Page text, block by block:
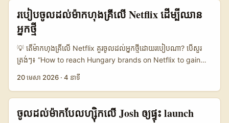
content ពីបទពិសោធន៍ក្នុងទីផ្សារ Saudi Arabia គឺ brand កំពុងមើល
creator ជា full media solution មិនមែនជា add-on សម្រាប់បន្ថែម
reach ឡើយ។ នេះមានន័យថា អ្នកដែលចង់ចូលដល់ brand លើ
Amazon ត្រូវបង្ហាញថា អ្នកអាចជួយបានច្រើនជាង likes៖ អាចជួយបង្កើន
demand, conversion, និង trust។ ហើយ point មួយដែលគេនិយាយ
ជាញឹកញាប់គឺ brand ចង់បាន measurement transparency
ដែលចង creator activity ទៅនឹងលទ្ធផល business ពិតៗ។ ...
របៀបចូលដល់ម៉ាកហុងគ្រីលើ Netflix ដើម្បីឈាន
អ្នកថ្មី
💡 តើម៉ាកហុងគ្រីលើ Netflix គួរចូលដល់អ្នកថ្មីដោយរបៀបណា? បើសួរ
ត្រង់ៗ៖ “How to reach Hungary brands on Netflix to gain
គ្រប់ទីផ្សារ ពីម៉ិកស៊ិក ដល់ប្រេស៊ីល និងអាមេរិក ដូចគ្នា: ម៉ាកមិនអាចលក់តែ
product story បែបទូទៅបានទៀតទេ ត្រូវបង្កើត narrative ដែលចូល
20 មេសា 2026 · 4 នាទី
ចូលដល់ម៉ាកបែលហ្ស៊ិកលើ Josh ឲ្យផ្ទុះ launch